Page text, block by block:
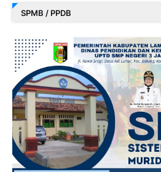
SPMB / PPDB